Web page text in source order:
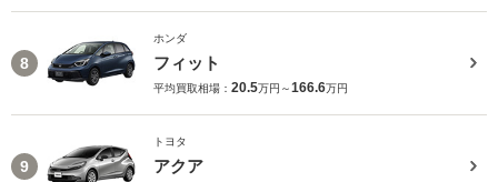
8
ホンダ
フィット
平均買取相場： 20.5万円～166.6万円
9
トヨタ
アクア